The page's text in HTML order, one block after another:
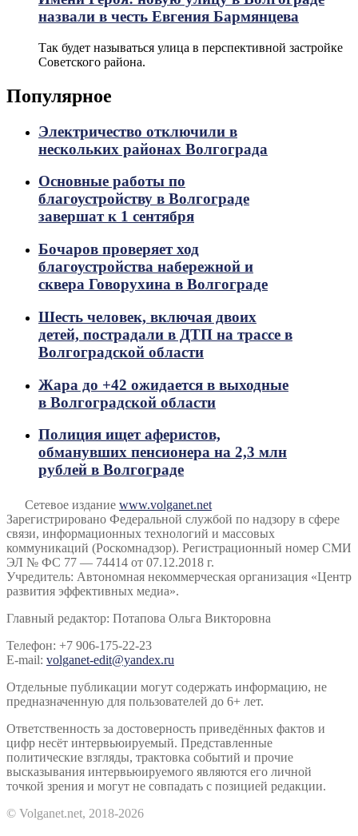
назвали в честь Евгения Бармянцева
Так будет называться улица в перспективной застройке
Советского района.
Популярное
Электричество отключили в
нескольких районах Волгограда
Основные работы по
благоустройству в Волгограде
завершат к 1 сентября
Бочаров проверяет ход
благоустройства набережной и
сквера Говорухина в Волгограде
Шесть человек, включая двоих
детей, пострадали в ДТП на трассе в
Волгоградской области
Жара до +42 ожидается в выходные
в Волгоградской области
Полиция ищет аферистов,
обманувших пенсионера на 2,3 млн
рублей в Волгограде
Сетевое издание www.volganet.net
Зарегистрировано Федеральной службой по надзору в сфере
связи, информационных технологий и массовых
коммуникаций (Роскомнадзор). Регистрационный номер СМИ
ЭЛ № ФС 77 — 74414 от 07.12.2018 г.
Учредитель: Автономная некоммерческая организация «Центр
развития эффективных медиа».
Главный редактор: Потапова Ольга Викторовна
Телефон: +7 906-175-22-23
E-mail: volganet-edit@yandex.ru
Отдельные публикации могут содержать информацию, не
предназначенную для пользователей до 6+ лет.
Ответственность за достоверность приведённых фактов и
цифр несёт интервьюируемый. Представленные
политические взгляды, трактовка событий и прочие
высказывания интервьюируемого являются его личной
точкой зрения и могут не совпадать с позицией редакции.
© Volganet.net, 2018-2026